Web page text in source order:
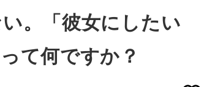
。「彼女にしたい
て何ですか？